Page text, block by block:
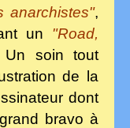
anarchistes",
un "Road,
Un soin tout
de la
dont
bravo à